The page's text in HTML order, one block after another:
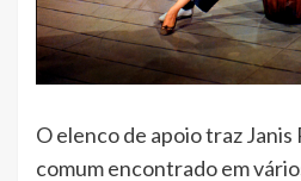
O elenco de apoio traz Janis
comum encontrado em